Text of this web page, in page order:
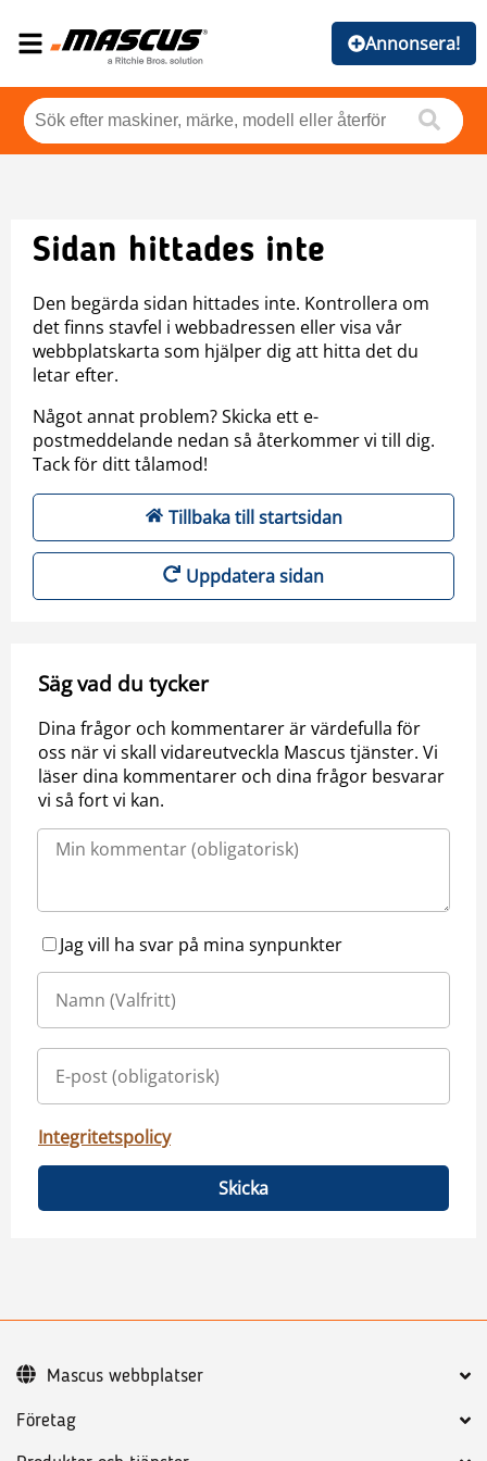
Annonsera!
Sidan hittades inte
Den begärda sidan hittades inte. Kontrollera om
det finns stavfel i webbadressen eller visa vår
webbplatskarta som hjälper dig att hitta det du
letar efter.
Något annat problem? Skicka ett e-
postmeddelande nedan så återkommer vi till dig.
Tack för ditt tålamod!
Tillbaka till startsidan
Uppdatera sidan
Säg vad du tycker
Dina frågor och kommentarer är värdefulla för
oss när vi skall vidareutveckla Mascus tjänster. Vi
läser dina kommentarer och dina frågor besvarar
vi så fort vi kan.
Jag vill ha svar på mina synpunkter
Integritetspolicy
Skicka
Företag
Mascus webbplatser